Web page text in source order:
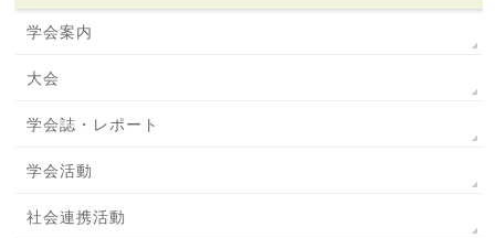
学会案内
大会
学会誌・レポート
学会活動
社会連携活動